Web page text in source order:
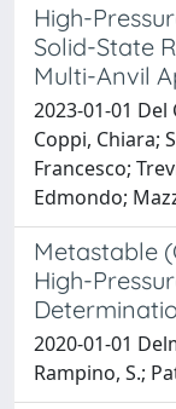
High-
Solid-State
Multi-Anvil
2023-01-01
Coppi, Chiara;
Francesco;
Edmondo;
Metastable
High-
2020-01-01
Rampino, S.;